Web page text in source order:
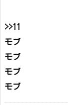
>>11
モブ
モブ
モブ
モブ